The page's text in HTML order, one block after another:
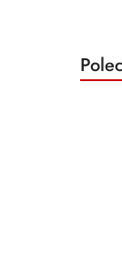
Pomiń
o